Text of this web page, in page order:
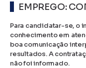
EMPREGO:
Para candidatar-se, o
conhecimento em
boa comunicação
resultados. A
não foi informado.